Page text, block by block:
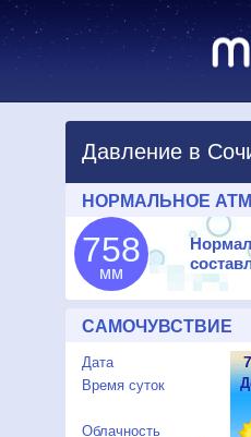
Давление в
НОРМАЛЬНОЕ
758
мм
САМОЧУВСТВИЕ
Дата
Время суток
Облачность